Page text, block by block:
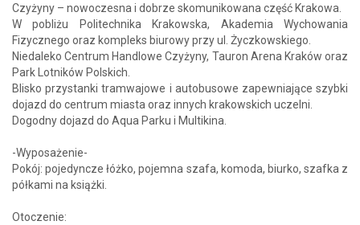
Czyżyny – nowoczesna i dobrze skomunikowana część Krakowa.
W pobliżu Politechnika Krakowska, Akademia Wychowania
Fizycznego oraz kompleks biurowy przy ul. Życzkowskiego.
Niedaleko Centrum Handlowe Czyżyny, Tauron Arena Kraków oraz
Park Lotników Polskich.
Blisko przystanki tramwajowe i autobusowe zapewniające szybki
dojazd do centrum miasta oraz innych krakowskich uczelni.
Dogodny dojazd do Aqua Parku i Multikina.
-Wyposażenie-
Pokój: pojedyncze łóżko, pojemna szafa, komoda, biurko, szafka z
półkami na książki.
Otoczenie: